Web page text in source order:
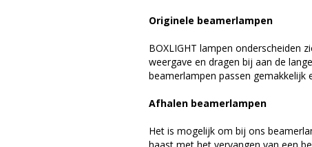
Originele beamerlampen
BOXLIGHT lampen onderscheiden
weergave en dragen bij aan de
beamerlampen passen gemakkelijk
Afhalen beamerlampen
Het is mogelijk om bij ons